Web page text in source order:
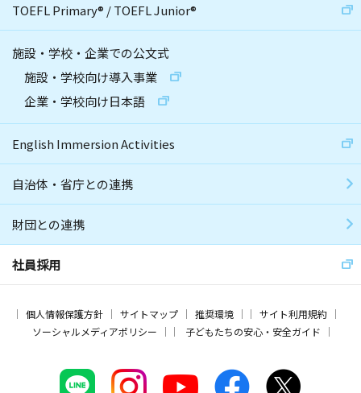
TOEFL Primary® /TOEFL Junior®
施設・学校・企業での公文式
施設・学校向け導入事業
企業・学校向け日本語
English Immersion Activities
自治体・省庁との連携
財団との連携
社員採用
個人情報保護方針 サイトマップ 推奨環境
サイト利用規約
ソーシャルメディアポリシー
子どもたちの安心・安全ガイド